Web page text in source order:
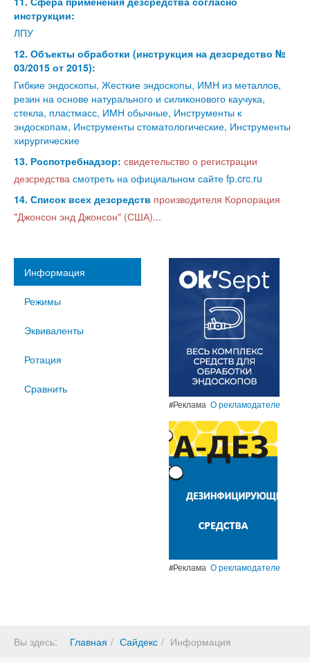
инструкции:
ЛПУ
12. Объекты обработки (инструкция на дезсредство №
03/2015 от 2015):
Гибкие эндоскопы, Жесткие эндоскопы, ИМН из металлов,
резин на основе натурального и силиконового каучука,
стекла, пластмасс, ИМН обычные, Инструменты к
эндоскопам, Инструменты стоматологические, Инструменты
хирургические
13. Роспотребнадзор: свидетельство о регистрации
дезсредства смотреть на официальном сайте fp.crc.ru
14. Список всех дезсредств производителя Корпорация
"Джонсон энд Джонсон" (США)...
Информация
Режимы
Эквиваленты
Ротация
Сравнить
#Реклама О рекламодателе
#Реклама О рекламодателе
Вы здесь: Главная Сайдекс Информация